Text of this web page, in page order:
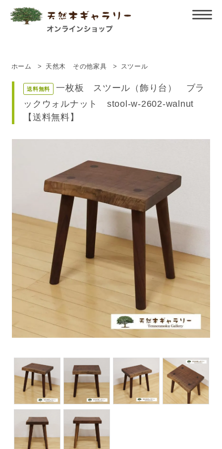
ホーム > 天然木 その他家具 > スツール
送料無料
一枚板 スツール（飾り台） ブラ
ックウォルナット stool-w-2602-walnut
【送料無料】